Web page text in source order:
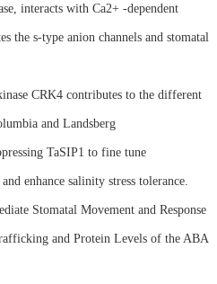
interacts with Ca2+ -dependent
the s-type anion channels and stomatal
CRK4 contributes to the different
and Landsberg
TaSIP1 to fine tune
enhance salinity stress tolerance.
Stomatal Movement and Response
and Protein Levels of the ABA